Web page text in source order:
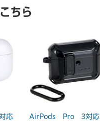
ちら
応
AirPods Pro 3対応